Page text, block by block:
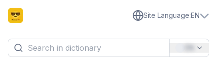
Site Language:EN